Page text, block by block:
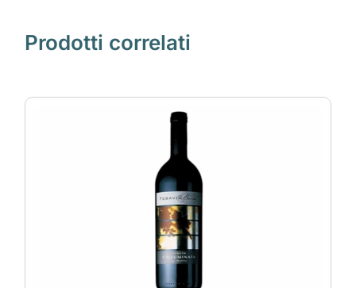
Prodotti correlati